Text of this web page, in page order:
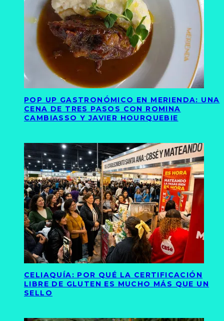
POP UP GASTRONÓMICO EN MERIENDA: UNA
CENA DE TRES PASOS CON ROMINA
CAMBIASSO Y JAVIER HOURQUEBIE
CELIAQUÍA: POR QUÉ LA CERTIFICACIÓN
LIBRE DE GLUTEN ES MUCHO MÁS QUE UN
SELLO